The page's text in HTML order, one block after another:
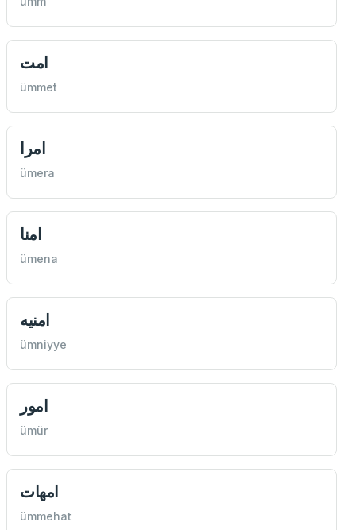
امت
ümmet
امرا
ümera
امنا
ümena
امنيه
ümniyye
امور
ümür
امهات
ümmehat